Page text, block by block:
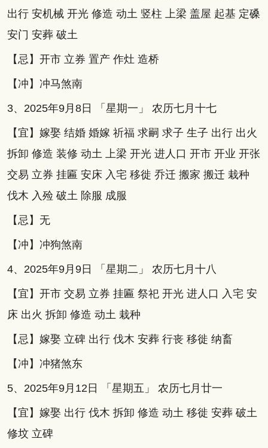
出行 安机械 开光 修造 动土 竖柱 上梁 盖屋 起基 定磉
安门 安葬 破土
【忌】开市 立券 置产 作灶 造桥
【冲】冲马煞南
3、2025年9月8日 「星期一」 农历七月十七
【宜】嫁娶 结婚 婚嫁 祈福 求嗣 求子 生子 出行 出火
拆卸 修造 装修 动土 上梁 开光 进人口 开市 开业 开张
交易 立券 挂匾 安床 入宅 移徙 乔迁 搬家 搬迁 栽种
伐木 入殓 破土 除服 成服
【忌】无
【冲】冲狗煞南
4、2025年9月9日 「星期二」 农历七月十八
【宜】开市 交易 立券 挂匾 祭祀 开光 进人口 入宅 安
床 出火 拆卸 修造 动土 栽种
【忌】嫁娶 立碑 出行 伐木 安葬 行丧 移徙 纳畜
【冲】冲猪煞东
5、2025年9月12日 「星期五」 农历七月廿一
【宜】嫁娶 出行 伐木 拆卸 修造 动土 移徙 安葬 破土
修坟 立碑